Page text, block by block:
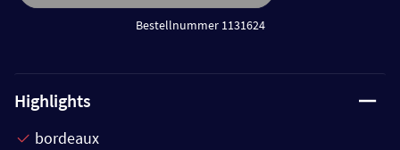
Bestellnummer 1131624
Highlights
bordeaux